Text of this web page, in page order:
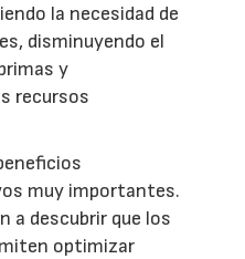
la necesidad de
disminuyendo el
y
recursos
muy importantes.
a descubrir que los
optimizar